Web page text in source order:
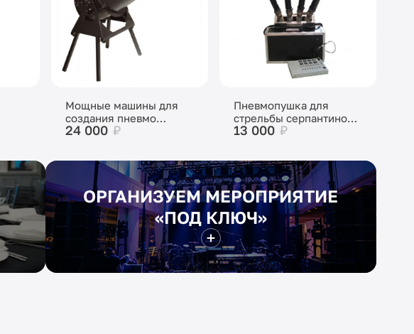
Мощные машины для
создания пневмо
фейерверка
24 000 ₽
Пневмопушка для
стрельбы серпантином
или конфетти
13 000 ₽
ОРГАНИЗУЕМ МЕРОПРИЯТИЕ
«ПОД КЛЮЧ»